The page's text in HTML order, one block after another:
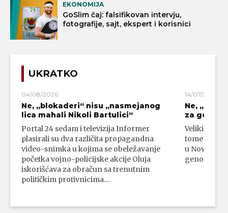
EKONOMIJA
GoSlim čaj: falsifikovan intervju,
fotografije, sajt, ekspert i korisnici
UKRATKO
04/08/2026
Ne, „blokaderi“ nisu „nasmejanog
lica mahali Nikoli Bartulici“
Portal 24 sedam i televizija Informer
plasirali su dva različita propagandna
video-snimka u kojima se obeležavanje
početka vojno-policijske akcije Oluja
iskorišćava za obračun sa trenutnim
političkim protivnicima.…
14/07/2026
Ne,
za
Veliki broj
tome da su
u Novom
genocidni